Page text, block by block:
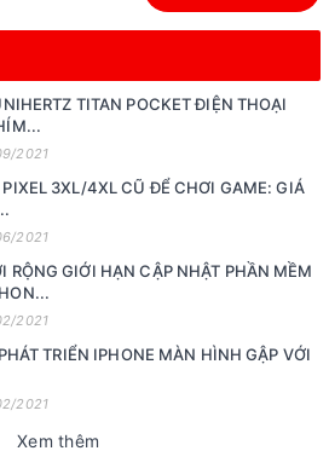
TITAN POCKET ĐIỆN THOẠI
2021
PIXEL 3XL/4XL CŨ ĐỂ CHƠI GAME: GIÁ
2021
RỘNG GIỚI HẠN CẬP NHẬT PHẦN MỀM
2021
TRIỂN IPHONE MÀN HÌNH GẬP VỚI
2021
Xem thêm